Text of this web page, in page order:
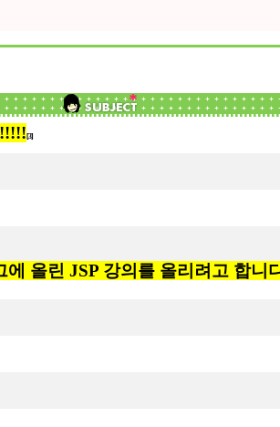
[3]
올린 JSP 강의를 올리려고 합